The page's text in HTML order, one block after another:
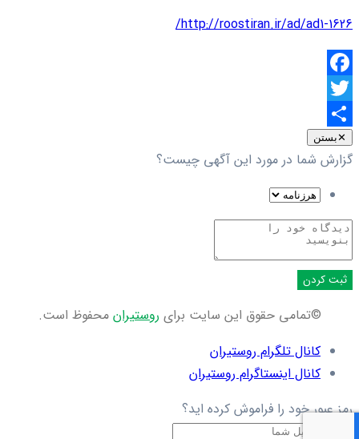
http://roostiran.ir/ad/ad1-1626/
Facebook
Twitter
اشتراک
گذاری
✕بستن
گزارش شما در مورد این آگهی چیست؟
ثبت کردن
©تمامی حقوق این سایت برای روستیران محفوظ است.
کانال تلگرام روستیران
کانال اینستاگرام روستیران
رمز عبور خود را فراموش کرده اید؟